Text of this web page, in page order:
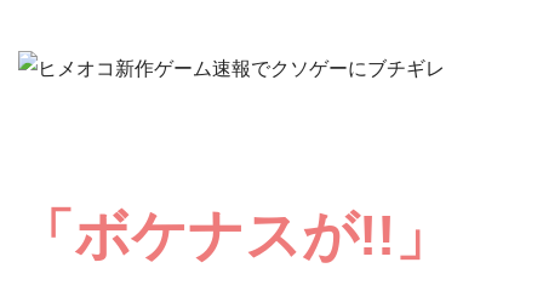
「ボケナスが!!」